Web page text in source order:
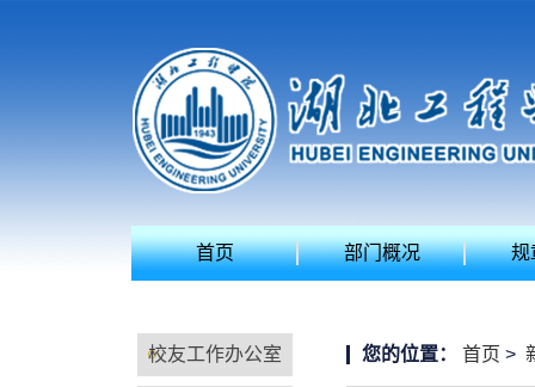
首页 部门概况 规
校友工作办公室 您的位置： 首页 >